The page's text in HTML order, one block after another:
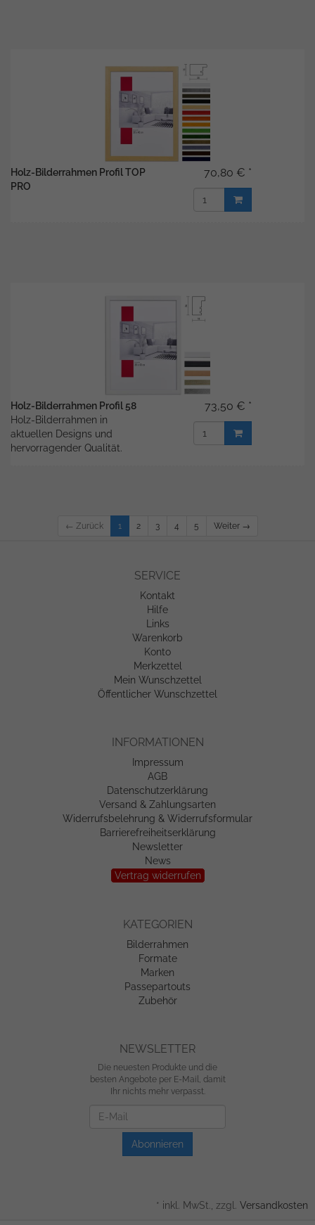
Holz-Bilderrahmen Profil TOP
PRO
70,80 € *
Holz-Bilderrahmen Profil 58
Holz-Bilderrahmen in
aktuellen Designs und
hervorragender Qualität.
73,50 € *
← Zurück 1 2 3 4 5 Weiter →
SERVICE
Kontakt
Hilfe
Links
Warenkorb
Konto
Merkzettel
Mein Wunschzettel
Öffentlicher Wunschzettel
INFORMATIONEN
Impressum
AGB
Datenschutzerklärung
Versand & Zahlungsarten
Widerrufsbelehrung & Widerrufsformular
Barrierefreiheitserklärung
Newsletter
News
Vertrag widerrufen
KATEGORIEN
Bilderrahmen
Formate
Marken
Passepartouts
Zubehör
NEWSLETTER
Die neuesten Produkte und die
besten Angebote per E-Mail, damit
Ihr nichts mehr verpasst.
Abonnieren
* inkl. MwSt., zzgl. Versandkosten